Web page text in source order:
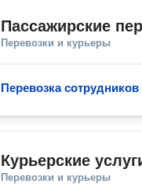
Пассажирские
Перевозки и курьеры
Перевозка сотрудников
Курьерские
Перевозки и курьеры